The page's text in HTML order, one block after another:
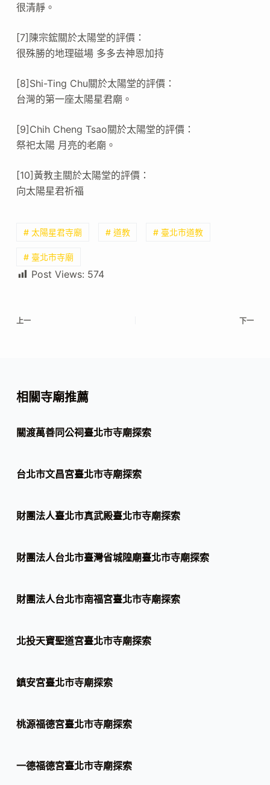
很清靜。
[7]陳宗鋐關於太陽堂的評價：
很殊勝的地理磁場 多多去神恩加持
[8]Shi-Ting Chu關於太陽堂的評價：
台灣的第一座太陽星君廟。
[9]Chih Cheng Tsao關於太陽堂的評價：
祭祀太陽 月亮的老廟。
[10]黃教主關於太陽堂的評價：
向太陽星君祈福
# 太陽星君寺廟 # 道教 # 臺北市道教
# 臺北市寺廟
Post Views: 574
上一 下一
相關寺廟推薦
關渡萬善同公祠臺北市寺廟探索
台北市文昌宮臺北市寺廟探索
財團法人臺北市真武殿臺北市寺廟探索
財團法人台北市臺灣省城隍廟臺北市寺廟探索
財團法人台北市南福宮臺北市寺廟探索
北投天寶聖道宮臺北市寺廟探索
鎮安宮臺北市寺廟探索
桃源福德宮臺北市寺廟探索
一德福德宮臺北市寺廟探索